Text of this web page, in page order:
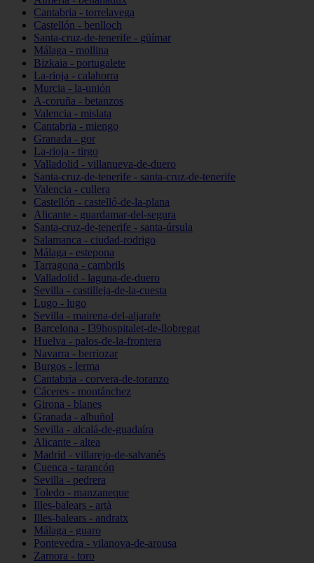
Cantabria - torrelavega
Castellón - benlloch
Santa-cruz-de-tenerife - güímar
Málaga - mollina
Bizkaia - portugalete
La-rioja - calahorra
Murcia - la-unión
A-coruña - betanzos
Valencia - mislata
Cantabria - miengo
Granada - gor
La-rioja - tirgo
Valladolid - villanueva-de-duero
Santa-cruz-de-tenerife - santa-cruz-de-tenerife
Valencia - cullera
Castellón - castelló-de-la-plana
Alicante - guardamar-del-segura
Santa-cruz-de-tenerife - santa-úrsula
Salamanca - ciudad-rodrigo
Málaga - estepona
Tarragona - cambrils
Valladolid - laguna-de-duero
Sevilla - castilleja-de-la-cuesta
Lugo - lugo
Sevilla - mairena-del-aljarafe
Barcelona - l39hospitalet-de-llobregat
Huelva - palos-de-la-frontera
Navarra - berriozar
Burgos - lerma
Cantabria - corvera-de-toranzo
Cáceres - montánchez
Girona - blanes
Granada - albuñol
Sevilla - alcalá-de-guadaíra
Alicante - altea
Madrid - villarejo-de-salvanés
Cuenca - tarancón
Sevilla - pedrera
Toledo - manzaneque
Illes-balears - artà
Illes-balears - andratx
Málaga - guaro
Pontevedra - vilanova-de-arousa
Zamora - toro